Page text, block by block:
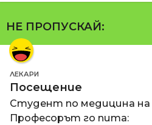
НЕ ПРОПУСКАЙ:
ЛЕКАРИ
Посещение
Студент по медицина на
Професорът го пита: